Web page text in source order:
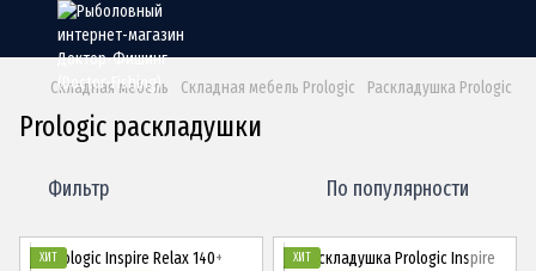
Складная мебель Складная мебель Prologic Раскладушка Prologic
Prologic раскладушки
Фильтр По популярности
ХИТ
ХИТ